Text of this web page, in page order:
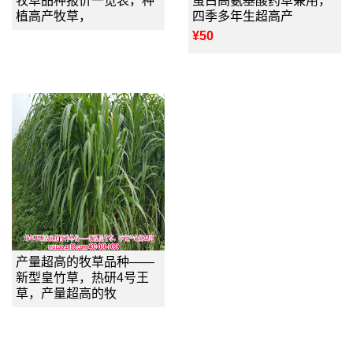
植高产牧草，
四季多年生超高产
¥50
产量超高的牧草品种——
新型皇竹草，热研4号王
草，产量超高的牧